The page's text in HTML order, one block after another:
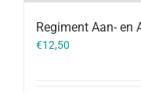
Regiment Aan- en
€12,50